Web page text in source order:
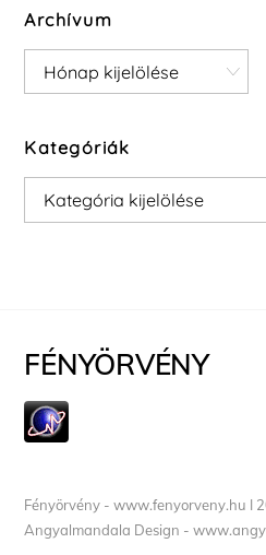
Archívum
Archívum
Kategóriák
Kategóriák
FÉNYÖRVÉNY
Fényörvény - www.fenyorveny.hu I
Angyalmandala Design -